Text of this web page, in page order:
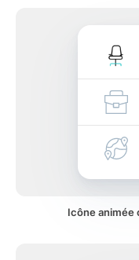
Icône animée